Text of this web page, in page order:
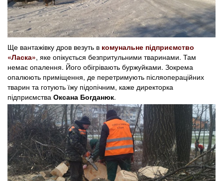
Ще вантажівку дров везуть в комунальне підприємство
«Ласка», яке опікується безпритульними тваринами. Там
немає опалення. Його обігрівають буржуйками. Зокрема
опалюють приміщення, де перетримують післяопераційних
тварин та готують їжу підопічним, каже директорка
підприємства Оксана Богданюк.